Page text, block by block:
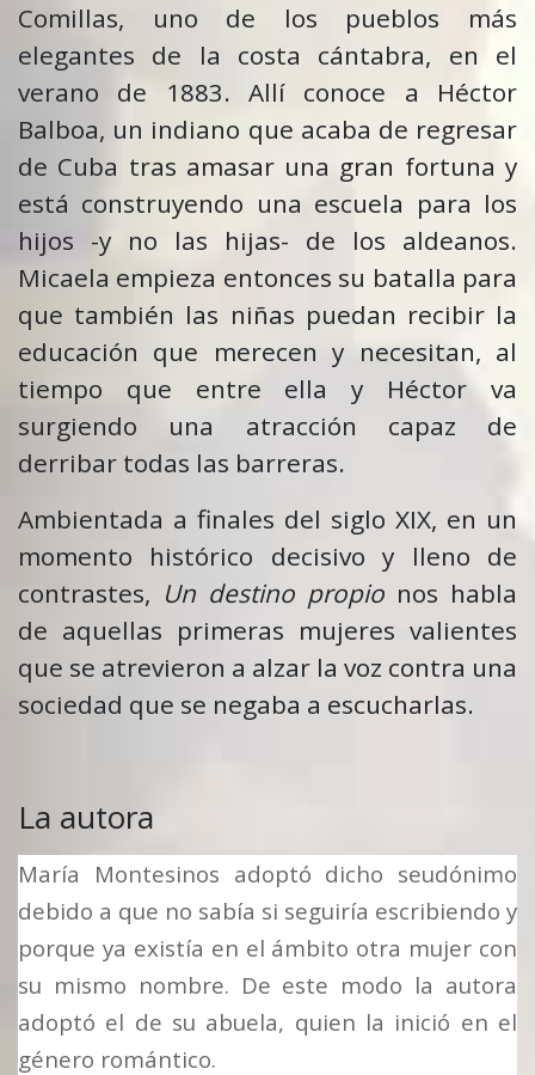
Comillas, uno de los pueblos más
elegantes de la costa cántabra, en el
verano de 1883. Allí conoce a Héctor
Balboa, un indiano que acaba de regresar
de Cuba tras amasar una gran fortuna y
está construyendo una escuela para los
hijos -y no las hijas- de los aldeanos.
Micaela empieza entonces su batalla para
que también las niñas puedan recibir la
educación que merecen y necesitan, al
tiempo que entre ella y Héctor va
surgiendo una atracción capaz de
derribar todas las barreras.
Ambientada a finales del siglo XIX, en un
momento histórico decisivo y lleno de
contrastes, Un destino propio nos habla
de aquellas primeras mujeres valientes
que se atrevieron a alzar la voz contra una
sociedad que se negaba a escucharlas.
La autora
María Montesinos adoptó dicho seudónimo
debido a que no sabía si seguiría escribiendo y
porque ya existía en el ámbito otra mujer con
su mismo nombre. De este modo la autora
adoptó el de su abuela, quien la inició en el
género romántico.